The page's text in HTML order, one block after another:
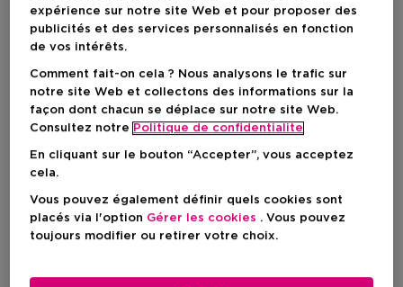
Choisissez votre format
expérience sur notre site Web et pour proposer des
publicités et des services personnalisés en fonction
de vos intérêts.
Comment fait-on cela ? Nous analysons le trafic sur
notre site Web et collectons des informations sur la
façon dont chacun se déplace sur notre site Web.
Consultez notre Politique de confidentialite
En cliquant sur le bouton “Accepter”, vous acceptez
cela.
Vous pouvez également définir quels cookies sont
placés via l'option Gérer les cookies . Vous pouvez
toujours modifier ou retirer votre choix.